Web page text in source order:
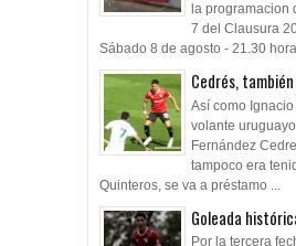
la programacion
7 del Clausura
Sábado 8 de agosto - 21.30
Cedrés,
Así como
volante
Fernández
tampoco era
Quinteros, se va a préstamo ...
Goleada
Por la tercera